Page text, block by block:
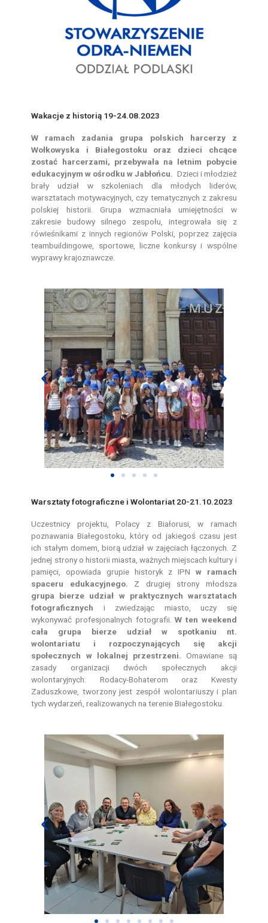
Wakacje z historią 19-24.08.2023
W ramach zadania grupa polskich harcerzy z
Wołkowyska i Białegostoku oraz dzieci chcące
zostać harcerzami, przebywała na letnim pobycie
edukacyjnym w ośrodku w Jabłońcu. Dzieci i młodzież
brały udział w szkoleniach dla młodych liderów,
warsztatach motywacyjnych, czy tematycznych z zakresu
polskiej historii. Grupa wzmacniała umiejętności w
zakresie budowy silnego zespołu, integrowała się z
rówieśnikami z innych regionów Polski, poprzez zajęcia
teambuildingowe, sportowe, liczne konkursy i wspólne
wyprawy krajoznawcze.
Warsztaty fotograficzne i Wolontariat 20-21.10.2023
Uczestnicy projektu, Polacy z Białorusi, w ramach
poznawania Białegostoku, który od jakiegoś czasu jest
ich stałym domem, biorą udział w zajęciach łączonych. Z
jednej strony o historii miasta, ważnych miejscach kultury i
pamięci, opowiada grupie historyk z IPN w ramach
spaceru edukacyjnego. Z drugiej strony młodsza
grupa bierze udział w praktycznych warsztatach
fotograficznych i zwiedzając miasto, uczy się
wykonywać profesjonalnych fotografii.W ten weekend
cała grupa bierze udział w spotkaniu nt.
wolontariatu i rozpoczynających się akcji
społecznych w lokalnej przestrzeni. Omawiane są
zasady organizacji dwóch społecznych akcji
wolontaryjnych: Rodacy-Bohaterom oraz Kwesty
Zaduszkowe, tworzony jest zespół wolontariuszy i plan
tych wydarzeń, realizowanych na terenie Białegostoku.